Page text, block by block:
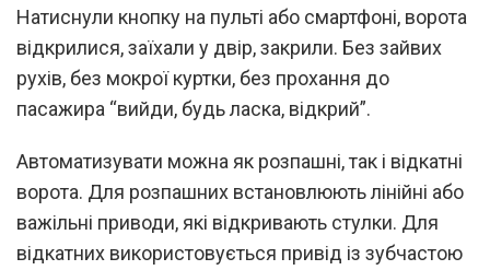
Натиснули кнопку на пульті або смартфоні, ворота
відкрилися, заїхали у двір, закрили. Без зайвих
рухів, без мокрої куртки, без прохання до
пасажира “вийди, будь ласка, відкрий”.
Автоматизувати можна як розпашні, так і відкатні
ворота. Для розпашних встановлюють лінійні або
важільні приводи, які відкривають стулки. Для
відкатних використовується привід із зубчастою